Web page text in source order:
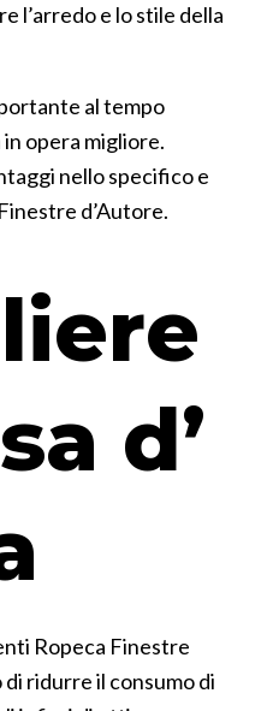
l’arredo e lo stile della
al tempo
opera migliore.
nello specifico e
d’Autore.
d’
Ropeca Finestre
ridurre il consumo di